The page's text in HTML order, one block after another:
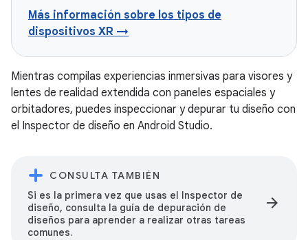
Más información sobre los tipos de
dispositivos XR →
Mientras compilas experiencias inmersivas para visores y
lentes de realidad extendida con paneles espaciales y
orbitadores, puedes inspeccionar y depurar tu diseño con
el Inspector de diseño en Android Studio.
CONSULTA TAMBIÉN
Si es la primera vez que usas el Inspector de
diseño, consulta la guía de depuración de
diseños para aprender a realizar otras tareas
comunes.
arrow_forward